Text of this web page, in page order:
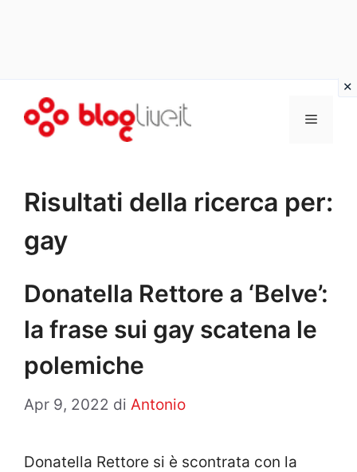
Menu
Risultati della ricerca per:
gay
Donatella Rettore a ‘Belve’:
la frase sui gay scatena le
polemiche
Apr 9, 2022 di Antonio
Donatella Rettore si è scontrata con la